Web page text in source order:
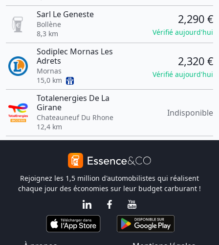
Sarl Le Geneste
Bollène
8,3 km
2,290 €
Vérifié aujourd'hui
Sodiplec Mornas Les
Adrets
Mornas
15,0 km
2,320 €
Vérifié aujourd'hui
Totalenergies De La
Girane
Chateauneuf Du Rhone
12,4 km
Indisponible
Rejoignez les 1,5 million d'automobilistes qui réalisent
chaque jour des économies sur leur budget carburant !